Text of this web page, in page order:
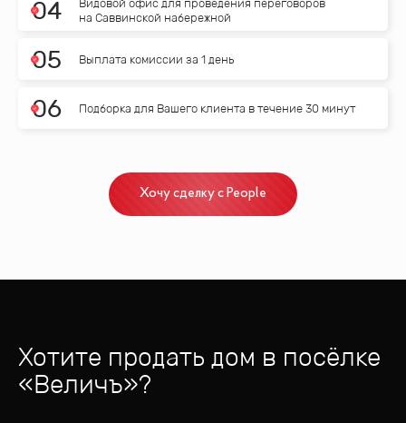
04
на Саввинской набережной
05 Выплата комиссии за 1 день
06 Подборка для Вашего клиента в течение 30 минут
Хочу сделку с People
Хотите продать дом в посёлке
«Величъ»?